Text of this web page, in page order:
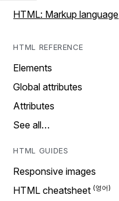
HTML: Markup language
HTML REFERENCE
Elements
Global attributes
Attributes
See all…
HTML GUIDES
Responsive images
HTML cheatsheet